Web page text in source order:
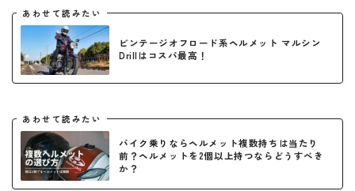
あわせて読みたい
ビンテージオフロード系ヘルメット マルシン
Drillはコスパ最高！
あわせて読みたい
バイク乗りならヘルメット複数持ちは当たり
前？ヘルメットを2個以上持つならどうすべき
か？